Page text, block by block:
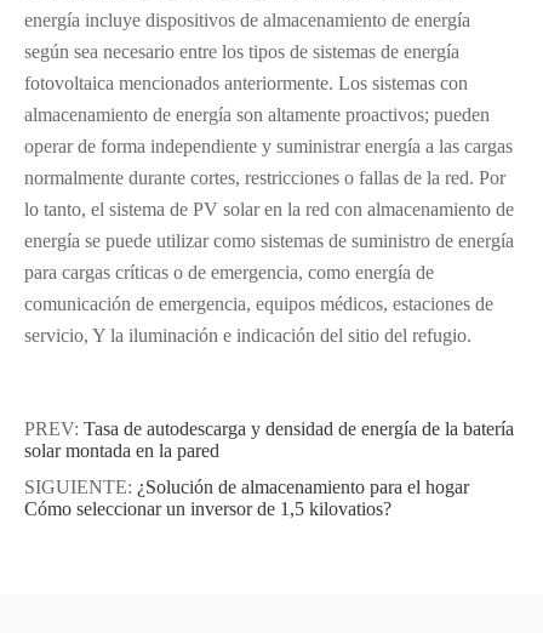
energía incluye dispositivos de almacenamiento de energía
según sea necesario entre los tipos de sistemas de energía
fotovoltaica mencionados anteriormente. Los sistemas con
almacenamiento de energía son altamente proactivos; pueden
operar de forma independiente y suministrar energía a las cargas
normalmente durante cortes, restricciones o fallas de la red. Por
lo tanto, el sistema de PV solar en la red con almacenamiento de
energía se puede utilizar como sistemas de suministro de energía
para cargas críticas o de emergencia, como energía de
comunicación de emergencia, equipos médicos, estaciones de
servicio, Y la iluminación e indicación del sitio del refugio.
PREV: Tasa de autodescarga y densidad de energía de la batería
solar montada en la pared
SIGUIENTE: ¿Solución de almacenamiento para el hogar
Cómo seleccionar un inversor de 1,5 kilovatios?